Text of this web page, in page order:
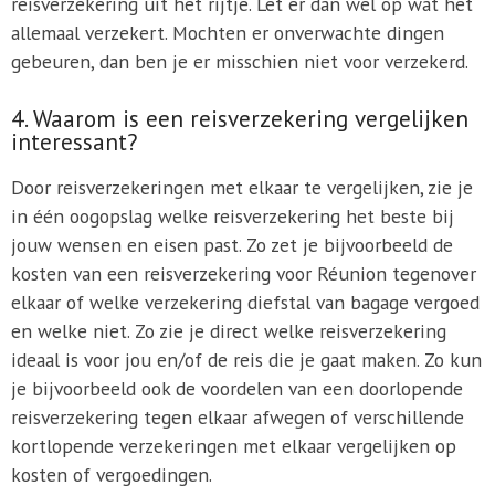
allemaal verzekert. Mochten er onverwachte dingen
gebeuren, dan ben je er misschien niet voor verzekerd.
4. Waarom is een reisverzekering vergelijken
interessant?
Door reisverzekeringen met elkaar te vergelijken, zie je
in één oogopslag welke reisverzekering het beste bij
jouw wensen en eisen past. Zo zet je bijvoorbeeld de
kosten van een reisverzekering voor Réunion tegenover
elkaar of welke verzekering diefstal van bagage vergoed
en welke niet. Zo zie je direct welke reisverzekering
ideaal is voor jou en/of de reis die je gaat maken. Zo kun
je bijvoorbeeld ook de voordelen van een doorlopende
reisverzekering tegen elkaar afwegen of verschillende
kortlopende verzekeringen met elkaar vergelijken op
kosten of vergoedingen.